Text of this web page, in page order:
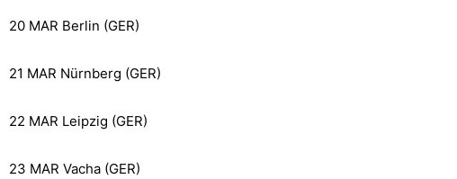
20 MAR Berlin (GER)
21 MAR Nürnberg (GER)
22 MAR Leipzig (GER)
23 MAR Vacha (GER)